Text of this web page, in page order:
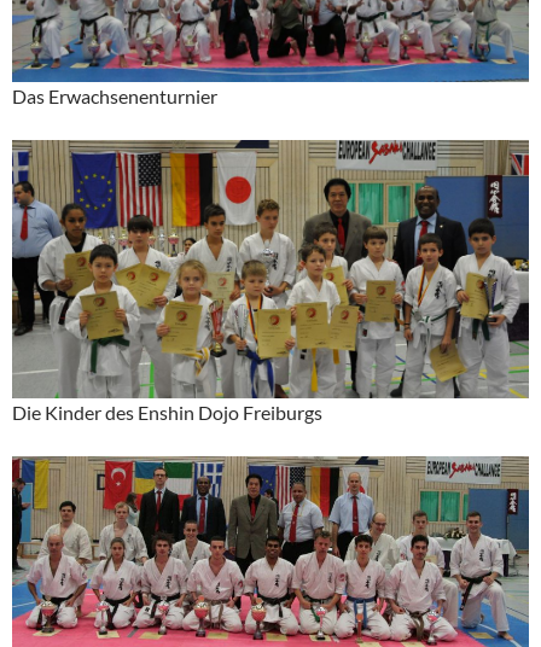
Das Erwachsenenturnier
Die Kinder des Enshin Dojo Freiburgs